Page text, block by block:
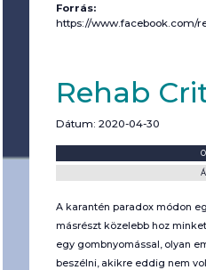
Forrás:
https://www.facebook.com/
Rehab
Dátum: 2020-04-30
A karantén paradox módon
másrészt közelebb hoz
egy gombnyomással, olyan
beszélni, akikre eddig nem